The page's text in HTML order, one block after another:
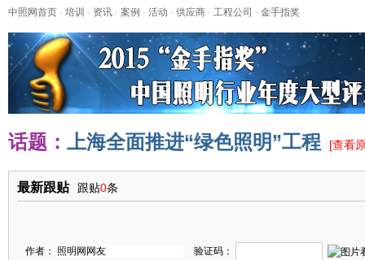
中照网首页 - 培训 - 资讯 - 案例 - 活动 - 供应商 - 工程公司 - 金手指奖
话题： 上海全面推进“绿色照明”工程 [查看
最新跟贴 跟贴0条
作者：
验证码：